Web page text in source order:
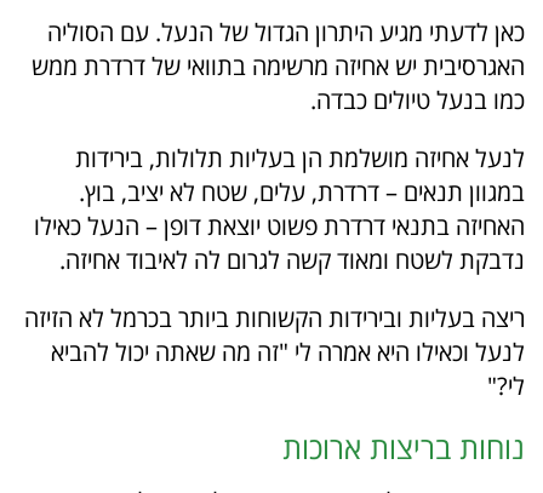
כאן לדעתי מגיע היתרון הגדול של הנעל. עם הסוליה
האגרסיבית יש אחיזה מרשימה בתוואי של דרדרת ממש
כמו בנעל טיולים כבדה.
לנעל אחיזה מושלמת הן בעליות תלולות, בירידות
במגוון תנאים – דרדרת, עלים, שטח לא יציב, בוץ.
האחיזה בתנאי דרדרת פשוט יוצאת דופן – הנעל כאילו
נדבקת לשטח ומאוד קשה לגרום לה לאיבוד אחיזה.
ריצה בעליות ובירידות הקשוחות ביותר בכרמל לא הזיזה
לנעל וכאילו היא אמרה לי "זה מה שאתה יכול להביא
לי?"
נוחות בריצות ארוכות